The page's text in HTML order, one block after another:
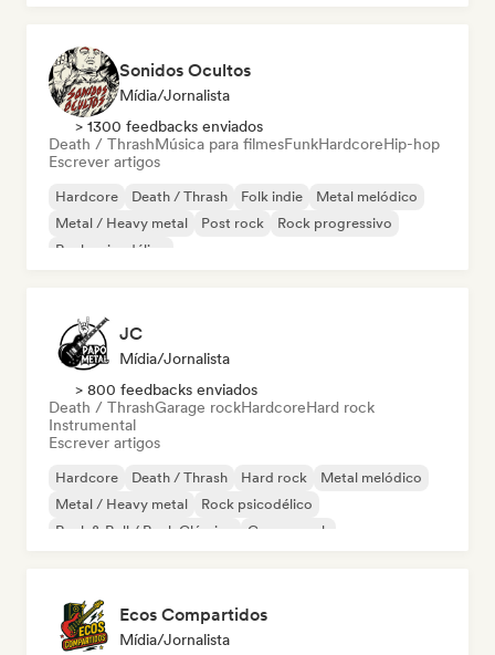
Sonidos Ocultos
Mídia/Jornalista
> 1300 feedbacks enviados
Death / ThrashMúsica para filmesFunkHardcoreHip-hop
Escrever artigos
Hardcore Death / Thrash Folk indie
Metal melódico
Metal / Heavy metal
Post rock
Rock progressivo
Rock psicodélico
JC
Mídia/Jornalista
> 800 feedbacks enviados
Death / ThrashGarage rockHardcoreHard rock
Instrumental
Escrever artigos
Hardcore Death / Thrash Hard rock
Metal melódico
Metal / Heavy metal
Rock psicodélico
Rock & Roll / Rock Clássico
Garage rock
Ecos Compartidos
Mídia/Jornalista